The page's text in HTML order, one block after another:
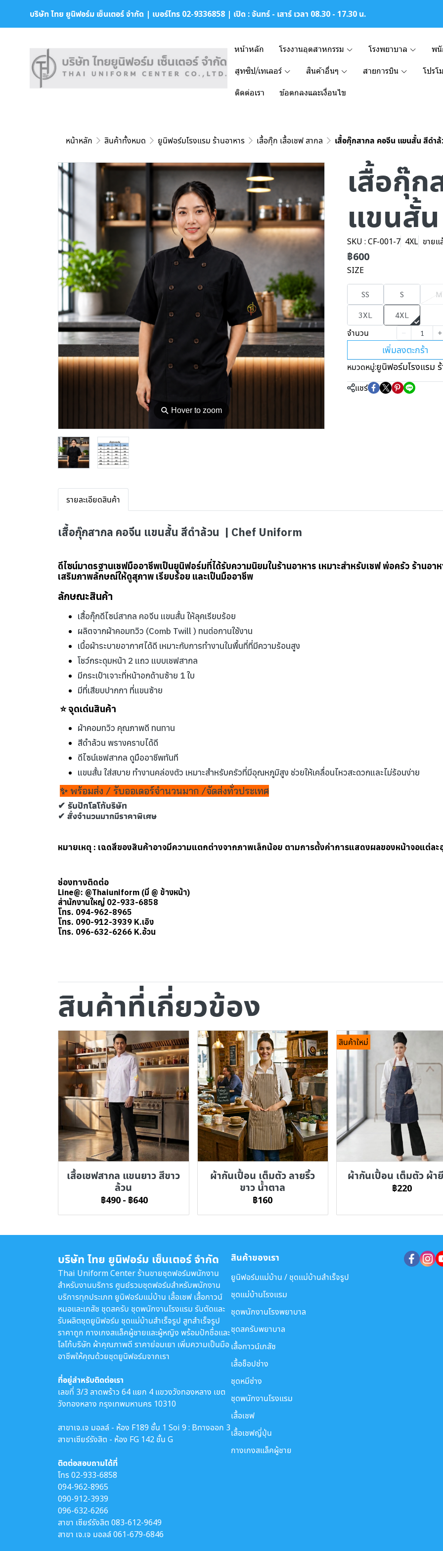
บริษัท ไทย ยูนิฟอร์ม เซ็นเตอร์ จำกัด | เบอร์โทร 02-9336858 | เปิด : จันทร์ - เสาร์ เวลา 08.30 - 17.30 น.
หน้าหลัก โรงงานอุตสาหกรรม โรงพยาบาล พนั
สูทซิป/เทเลอร์ สินค้าอื่นๆ สายการบิน โปรโ
ติดต่อเรา ข้อตกลงและเงื่อนไข
หน้าหลัก สินค้าทั้งหมด ยูนิฟอร์มโรงแรม ร้านอาหาร เสื้อกุ๊ก เสื้อเชฟ สากล เสื้อกุ๊กสากล คอจีน แขนสั้น สีดำล้
⚲ Hover to zoom
เสื้อกุ๊ก
แขนสั้
SKU : CF-001-7 4XL ขายแ
฿600
SIZE
SS S M
3XL
4XL
จำนวน
เพิ่มลงตะกร้า
หมวดหมู่:ยูนิฟอร์มโรงแรม ร้
แชร์
รายละเอียดสินค้า
เสื้อกุ๊กสากล คอจีน แขนสั้น สีดำล้วน | Chef Uniform
ดีไซน์มาตรฐานเชฟมืออาชีพเป็นยูนิฟอร์มที่ได้รับความนิยมในร้านอาหาร เหมาะสำหรับเชฟ พ่อครัว ร้านอา
เสริมภาพลักษณ์ให้ดูสุภาพ เรียบร้อย และเป็นมืออาชีพ
ลักษณะสินค้า
เสื้อกุ๊กดีไซน์สากล คอจีน แขนสั้น ให้ลุคเรียบร้อย
ผลิตจากผ้าคอมทวิว (Comb Twill ) ทนต่อกานใช้งาน
เนื้อผ้าระบายอากาศได้ดี เหมาะกับการทำงานในพื้นที่ที่มีความร้อนสูง
โชว์กระดุมหน้า 2 แถว แบบเชฟสากล
มีกระเป๋าเจาะที่หน้าอกด้านซ้าย 1 ใบ
มีที่เสียบปากกา ที่แขนซ้าย
⭐ จุดเด่นสินค้า
ผ้าคอมทวิว คุณภาพดี ทนทาน
สีดำล้วน พรางคราบได้ดี
ดีไซน์เชฟสากล ดูมืออาชีพทันที
แขนสั้น ใส่สบาย ทำงานคล่องตัว เหมาะสำหรับครัวที่มีอุณหภูมิสูง ช่วยให้เคลื่อนไหวสะดวกและไม่ร้อนง่าย
✨ พร้อมส่ง / รับออเดอร์จำนวนมาก /จัดส่งทั่วประเทศ
✔ รับปักโลโก้บริษัท
✔ สั่งจำนวนมากมีราคาพิเศษ
หมายเหตุ : เฉดสีของสินค้าอาจมีความแตกต่างจากภาพเล็กน้อย ตามการตั้งค่าการแสดงผลของหน้าจอแต่ล
ช่องทางติดต่อ
Line@: @Thaiuniform (มี @ ข้างหน้า)
สำนักงานใหญ่ 02-933-6858
โทร. 094-962-8965
โทร. 090-912-3939 K.เอิง
โทร. 096-632-6266 K.อ้วน
สินค้าที่เกี่ยวข้อง
เสื้อเชฟสากล แขนยาว สีขาว
ล้วน
฿490 - ฿640
ผ้ากันเปื้อน เต็มตัว ลายริ้ว
ขาว น้ำตาล
฿160
สินค้าใหม่
ผ้ากันเปื้อน เต็มตัว ผ้า
฿220
บริษัท ไทย ยูนิฟอร์ม เซ็นเตอร์ จำกัด
Thai Uniform Center ร้านขายชุดฟอร์มพนักงาน
สำหรับงานบริการ ศูนย์รวมชุดฟอร์มสำหรับพนักงาน
บริการทุกประเภท ยูนิฟอร์มแม่บ้าน เสื้อเชฟ เสื้อกาวน์
หมอและเภสัช ชุดสครับ ชุดพนักงานโรงแรม รับตัดและ
รับผลิตชุดยูนิฟอร์ม ชุดแม่บ้านสำเร็จรูป สูทสำเร็จรูป
ราคาถูก กางเกงสแล็คผู้ชายและผู้หญิง พร้อมปักชื่อและ
โลโก้บริษัท ผ้าคุณภาพดี ราคาย่อมเยา เพิ่มความเป็นมือ
อาชีพให้คุณด้วยชุดยูนิฟอร์มจากเรา
ที่อยู่สำหรับติดต่อเรา
เลขที่ 3/3 ลาดพร้าว 64 แยก 4 แขวงวังทองหลาง เขต
วังทองหลาง กรุงเทพมหานคร 10310
สาขาเจ.เจ มอลล์ - ห้อง F189 ชั้น 1 Soi 9 : Bทางออก 3
สาขาเซียร์รังสิต - ห้อง FG 142 ชั้น G
ติดต่อสอบถามได้ที่
โทร02-933-6858
094-962-8965
090-912-3939
096-632-6266
สาขา เซียร์รังสิต 083-612-9649
สาขา เจ.เจ มอลล์061-679-6846
สินค้าของเรา
ยูนิฟอร์มแม่บ้าน / ชุดแม่บ้านสำเร็จรูป
ชุดแม่บ้านโรงแรม
ชุดพนักงานโรงพยาบาล
ชุดสครับพยาบาล
เสื้อกาวน์เภสัช
เสื้อช็อปช่าง
ชุดหมีช่าง
ชุดพนักงานโรงแรม
เสื้อเชฟ
เสื้อเชฟญี่ปุ่น
กางเกงสแล็คผู้ชาย